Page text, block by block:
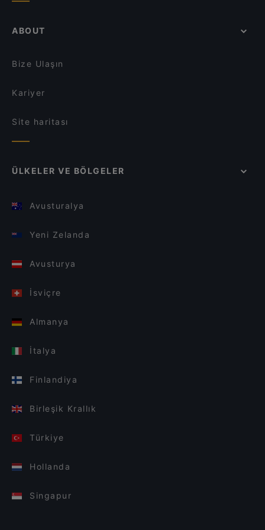
ABOUT
Bize Ulaşın
Kariyer
Site haritası
ÜLKELER VE BÖLGELER
Avusturalya
Yeni Zelanda
Avusturya
İsviçre
Almanya
İtalya
Finlandiya
Birleşik Krallık
Türkiye
Hollanda
Singapur